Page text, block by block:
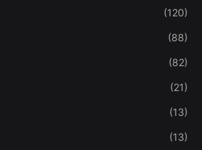
(120)
(88)
(82)
(21)
(13)
(13)